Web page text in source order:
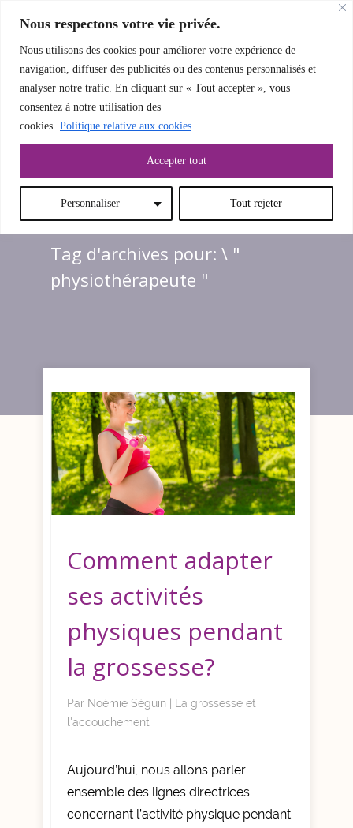
Nous respectons votre vie privée.
Nous utilisons des cookies pour améliorer votre expérience de
navigation, diffuser des publicités ou des contenus personnalisés et
analyser notre trafic. En cliquant sur « Tout accepter », vous
consentez à notre utilisation des
cookies. Politique relative aux cookies
Personnaliser Tout rejeter
Accepter tout
LE MENU
Tag d'archives pour: \ "
physiothérapeute "
Comment adapter
ses activités
physiques pendant
la grossesse?
Par Noémie Séguin
La grossesse et
l'accouchement
Aujourd’hui, nous allons parler
ensemble des lignes directrices
concernant l’activité physique pendant